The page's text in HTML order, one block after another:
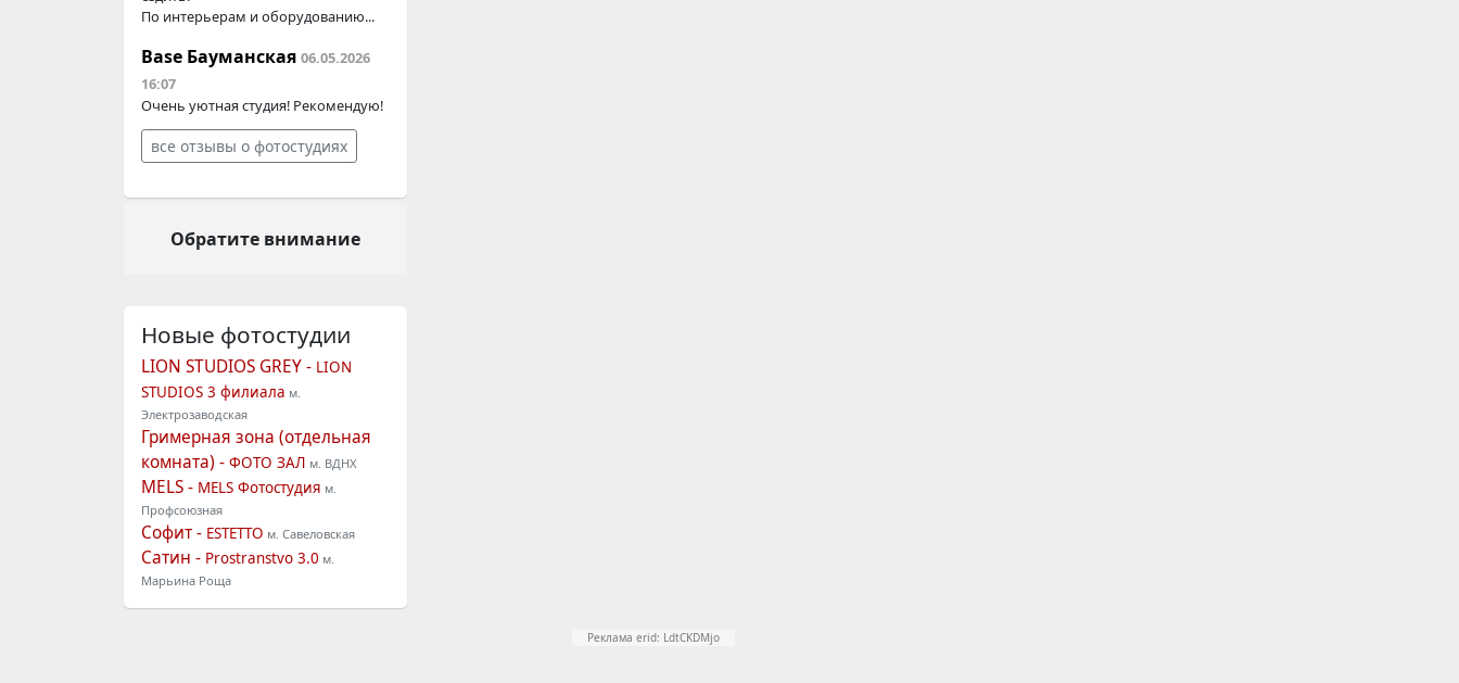
По интерьерам и оборудованию...
Base Бауманская 06.05.2026
16:07
Очень уютная студия! Рекомендую!
все отзывы о фотостудиях
Обратите внимание
Новые фотостудии
LION STUDIOS GREY - LION
STUDIOS 3 филиала м.
Электрозаводская
Гримерная зона (отдельная
комната) - ФОТО ЗАЛ м. ВДНХ
MELS - MELS Фотостудия м.
Профсоюзная
Софит - ESTETTO м. Савеловская
Сатин - Prostranstvo 3.0 м.
Марьина Роща
Реклама erid: LdtCKDMjo